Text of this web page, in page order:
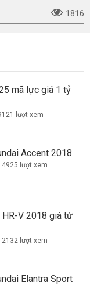
1816
mã lực giá 1 tỷ
lượt xem
Accent 2018
lượt xem
V 2018 giá từ
lượt xem
Elantra Sport